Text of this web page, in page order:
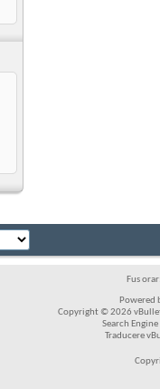
Fus
Powered
Copyright © 2026
Search
Traducere